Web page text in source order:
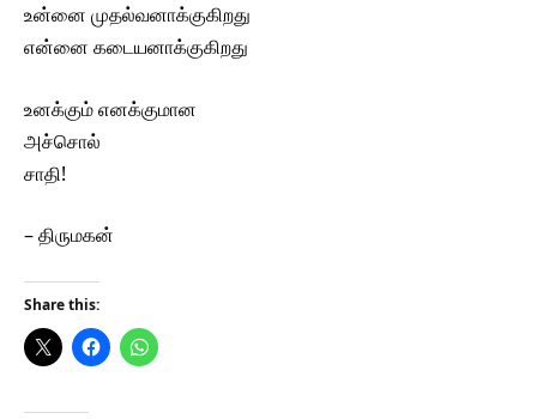
உன்னை முதல்வனாக்குகிறது
என்னை கடையனாக்குகிறது
உனக்கும் எனக்குமான
அச்சொல்
சாதி!
– திருமகன்
Share this: